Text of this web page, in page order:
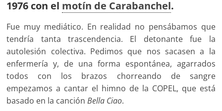
1976 con el motín de Carabanchel.
Fue muy mediático. En realidad no pensábamos que
tendría tanta trascendencia. El detonante fue la
autolesión colectiva. Pedimos que nos sacasen a la
enfermería y, de una forma espontánea, agarrados
todos con los brazos chorreando de sangre
empezamos a cantar el himno de la COPEL, que está
basado en la canciónBella Ciao.